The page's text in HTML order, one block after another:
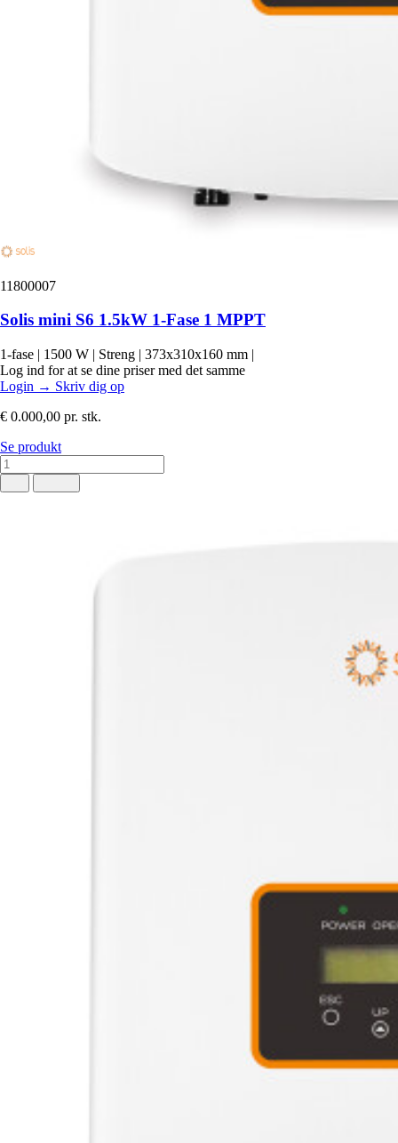
11800007
Solis mini S6 1.5kW 1-Fase 1 MPPT
1-fase | 1500 W | Streng | 373x310x160 mm |
Log ind for at se dine priser med det samme
Login → Skriv dig op
€ 0.000,00 pr. stk.
Se produkt